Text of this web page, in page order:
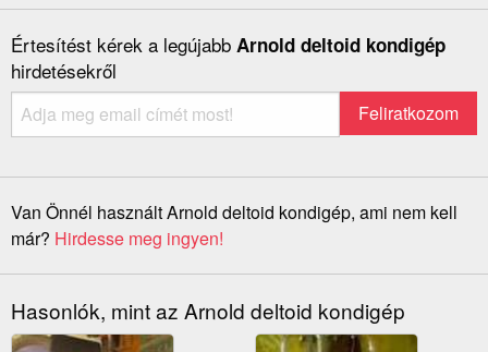
Értesítést kérek a legújabb Arnold deltoid kondigép
hirdetésekről
Van Önnél használt Arnold deltoid kondigép, ami nem kell
már? Hirdesse meg ingyen!
Hasonlók, mint az Arnold deltoid kondigép